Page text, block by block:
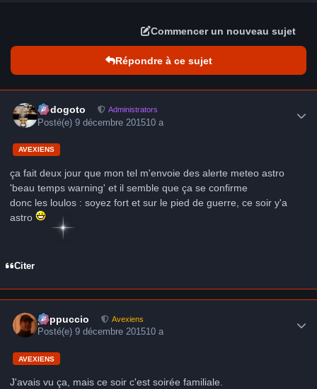
Commencer un nouveau sujet
Répondre à ce sujet
frédogoto Administrators
Posté(e)9 décembre 201510 a
AVEXIENS
ça fait deux jour que mon tel m'envoie des alerte meteo astro
'beau temps warning' et il semble que ça se confirme
donc les loulos : soyez fort et sur le pied de guerre, ce soir y'a
astro
Citer
peppuccio Avexiens
Posté(e)9 décembre 201510 a
AVEXIENS
J'avais vu ça, mais ce soir c'est soirée familiale.